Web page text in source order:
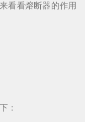
看看熔断器的作用
：